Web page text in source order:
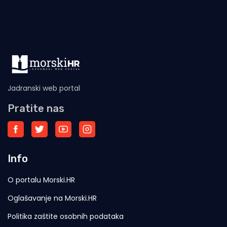
Jadranski web portal
Pratite nas
Info
O portalu Morski.HR
Oglašavanje na Morski.HR
Politika zaštite osobnih podataka